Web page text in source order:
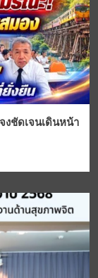
ชัดเจนเดินหน้า